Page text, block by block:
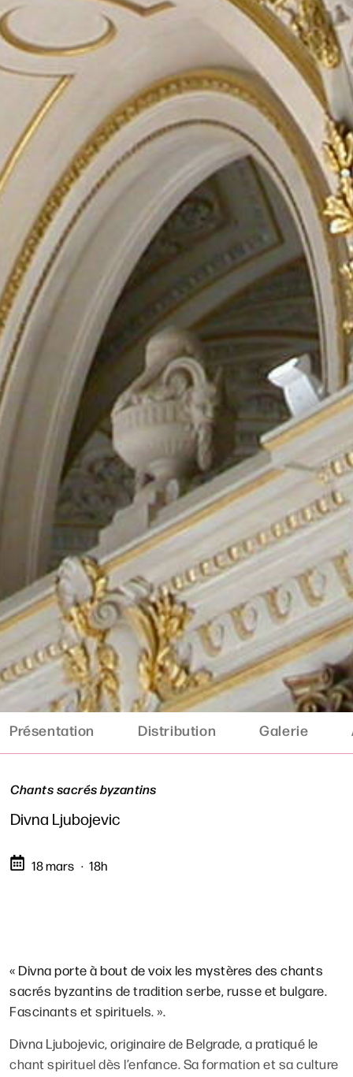
Présentation Distribution Galerie
Chants sacrés byzantins
Divna Ljubojevic
18 mars 18h
« Divna porte à bout de voix les mystères des chants
sacrés byzantins de tradition serbe, russe et bulgare.
Fascinants et spirituels. ».
Divna Ljubojevic, originaire de Belgrade, a pratiqué le
chant spirituel dès l’enfance. Sa formation et sa culture
Rechercher